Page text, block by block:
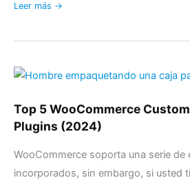
Leer más →
Top 5 WooCommerce
Plugins (2024)
WooCommerce soporta una serie de
incorporados, sin embargo, si usted
Top
WooCommerce
Custom
Status
Plugins